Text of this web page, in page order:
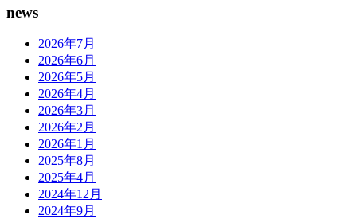
news
2026年7月
2026年6月
2026年5月
2026年4月
2026年3月
2026年2月
2026年1月
2025年8月
2025年4月
2024年12月
2024年9月